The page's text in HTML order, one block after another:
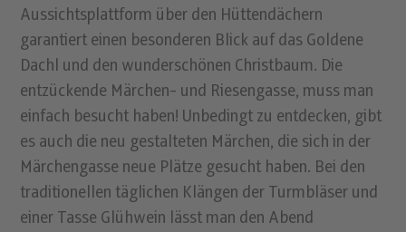
Aussichtsplattform über den Hüttendächern
garantiert einen besonderen Blick auf das Goldene
Dachl und den wunderschönen Christbaum. Die
entzückende Märchen- und Riesengasse, muss man
einfach besucht haben! Unbedingt zu entdecken, gibt
es auch die neu gestalteten Märchen, die sich in der
Märchengasse neue Plätze gesucht haben. Bei den
traditionellen täglichen Klängen der Turmbläser und
einer Tasse Glühwein lässt man den Abend